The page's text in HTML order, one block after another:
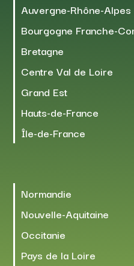
Auvergne-Rhône-Alpes
Bourgogne Franche-
Bretagne
Centre Val de Loire
Grand Est
Hauts-de-France
Île-de-France
Normandie
Nouvelle-Aquitaine
Occitanie
Pays de la Loire